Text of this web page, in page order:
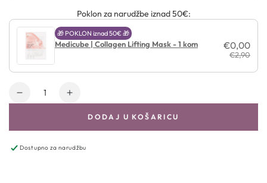
Poklon za narudžbe iznad 50€:
🎁 POKLON iznad 50€ 🎁
Medicube | Collagen Lifting Mask - 1 kom €0,00
€2,90
Količina
DODAJ U KOŠARICU
Dostupno za narudžbu